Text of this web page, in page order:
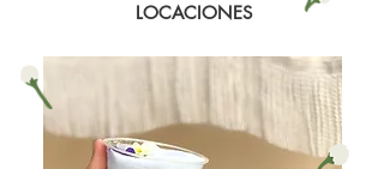
LOCACIONES